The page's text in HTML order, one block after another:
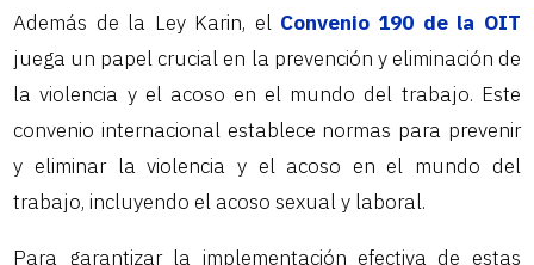
Además de la Ley Karin, el Convenio 190 de la OIT
juega un papel crucial en la prevención y eliminación de
la violencia y el acoso en el mundo del trabajo. Este
convenio internacional establece normas para prevenir
y eliminar la violencia y el acoso en el mundo del
trabajo, incluyendo el acoso sexual y laboral.
Para garantizar la implementación efectiva de estas